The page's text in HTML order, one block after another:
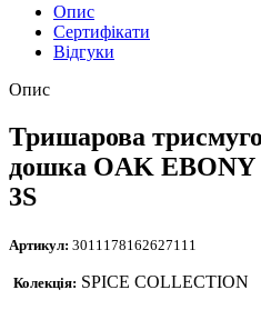
Опис
Сертифікати
Відгуки
Опис
Тришарова
дошка OAK EBONY
3S
Артикул: 3011178162627111
Колекція: SPICE COLLECTION